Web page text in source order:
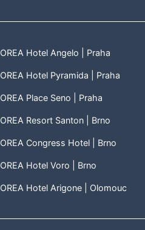
OREA Hotel Angelo | Praha
OREA Hotel Pyramida | Praha
OREA Place Seno | Praha
OREA Resort Santon | Brno
OREA Congress Hotel | Brno
OREA Hotel Voro | Brno
OREA Hotel Arigone | Olomouc